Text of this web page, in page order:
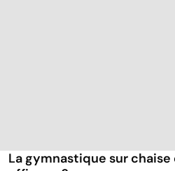
La gymnastique sur